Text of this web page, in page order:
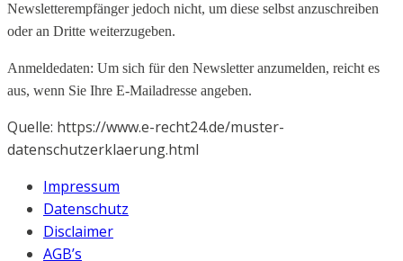
Newsletterempfänger jedoch nicht, um diese selbst anzuschreiben
oder an Dritte weiterzugeben.
Anmeldedaten: Um sich für den Newsletter anzumelden, reicht es
aus, wenn Sie Ihre E-Mailadresse angeben.
Quelle: https://www.e-recht24.de/muster-
datenschutzerklaerung.html
Impressum
Datenschutz
Disclaimer
AGB’s